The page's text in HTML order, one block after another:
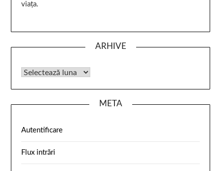
viața.
ARHIVE
META
Autentificare
Flux intrări